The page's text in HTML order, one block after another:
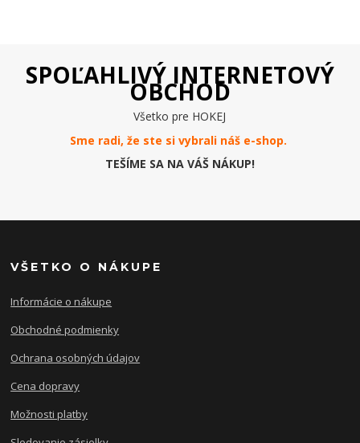
SPOĽAHLIVÝ INTERNETOVÝ
OBCHOD
Všetko pre HOKEJ
Sme radi, že ste si vybrali náš e-shop.
TEŠÍME SA NA VÁŠ NÁKUP!
VŠETKO O NÁKUPE
Informácie o nákupe
Obchodné podmienky
Ochrana osobných údajov
Cena dopravy
Možnosti platby